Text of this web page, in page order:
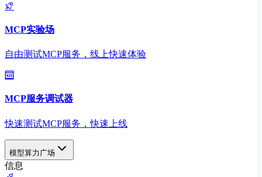
MCP实验场
自由测试MCP服务，线上快速体验
MCP服务调试器
快速测试MCP服务，快速上线
模型算力广场
信息